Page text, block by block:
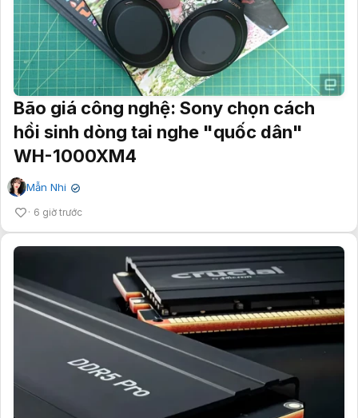
Bão giá công nghệ: Sony chọn cách
hồi sinh dòng tai nghe "quốc dân"
WH-1000XM4
Mẫn Nhi ✔
6 giờ trước